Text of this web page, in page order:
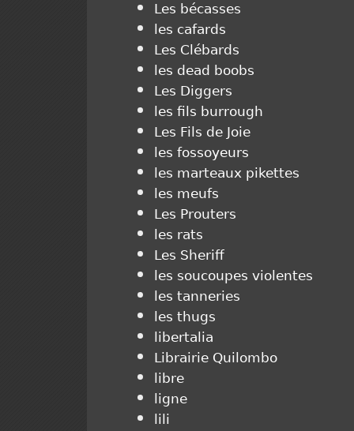
Les bécasses
les cafards
Les Clébards
les dead boobs
Les Diggers
les fils burrough
Les Fils de Joie
les fossoyeurs
les marteaux pikettes
les meufs
Les Prouters
les rats
Les Sheriff
les soucoupes violentes
les tanneries
les thugs
libertalia
Librairie Quilombo
libre
ligne
lili